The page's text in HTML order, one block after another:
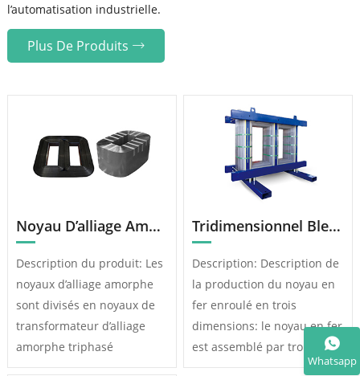
l’automatisation industrielle.
Plus De Produits
Noyau D’alliage Amorphe
Description du produit: Les
noyaux d’alliage amorphe
sont divisés en noyaux de
transformateur d’alliage
amorphe triphasé
immergés dans l’huile,
Tridimensionnel Blessure Noyau De Fer
Description: Description de
la production du noyau en
fer enroulé en trois
dimensions: le noyau en fer
est assemblé par trois
cadres individuels
Whatsapp